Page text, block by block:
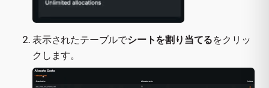
表示されたテーブルでシートを割り当てるをクリッ
クします。